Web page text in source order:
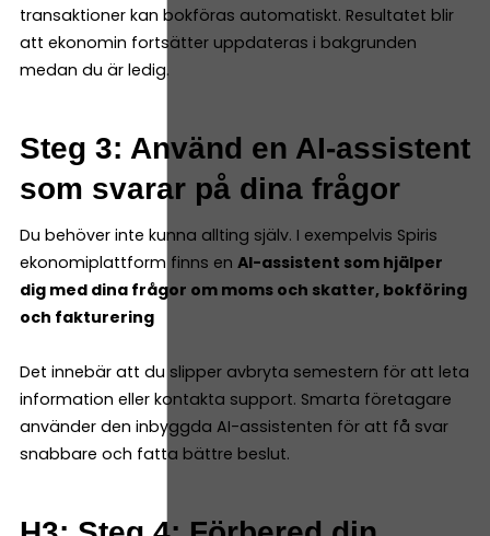
transaktioner kan bokföras automatiskt. Resultatet blir
att ekonomin fortsätter uppdateras i bakgrunden
medan du är ledig.
Steg 3: Använd en AI-assistent
som svarar på dina frågor
Du behöver inte kunna allting själv. I exempelvis Spiris
ekonomiplattform finns en AI-assistent som hjälper
dig med dina frågor om moms och skatter, bokföring
och fakturering
Det innebär att du slipper avbryta semestern för att leta
information eller kontakta support. Smarta företagare
använder den inbyggda AI-assistenten för att få svar
snabbare och fatta bättre beslut.